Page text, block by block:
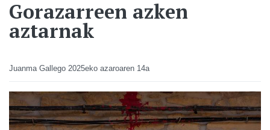
Gorazarreen azken
aztarnak
Juanma Gallego 2025eko azaroaren 14a